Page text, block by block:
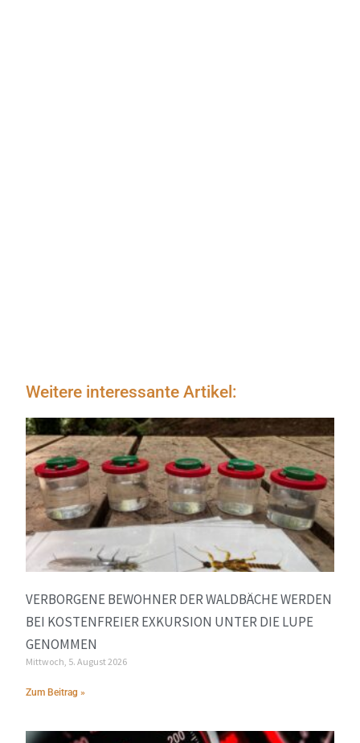
Weitere interessante Artikel:
VERBORGENE BEWOHNER DER WALDBÄCHE WERDEN
BEI KOSTENFREIER EXKURSION UNTER DIE LUPE
GENOMMEN
Mittwoch, 5. August 2026
Zum Beitrag »